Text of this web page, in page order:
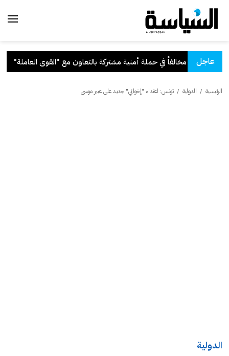
عاجلبالتعاون مع "القوى العاملة"
الرئيسية / الدولية / تونس: اعتداء "إخواني" جديد على عبير موسى
الدولية